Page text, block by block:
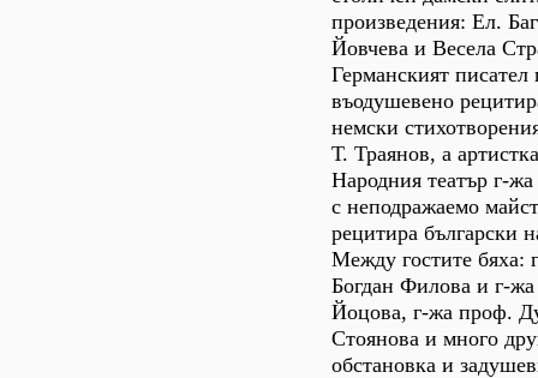
произведения: Ел.
Йовчева и Весела
Германският писател
въодушевено
немски
Т. Траянов, а
Народния театър г-
с неподражаемо
рецитира български
Между гостите бяха:
Богдан Филова и г-
Йоцова, г-жа проф.
Стоянова и много
обстановка и